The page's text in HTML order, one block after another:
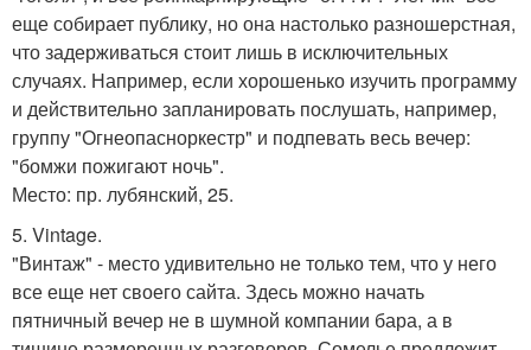
еще собирает публику, но она настолько разношерстная,
что задерживаться стоит лишь в исключительных
случаях. Например, если хорошенько изучить программу
и действительно запланировать послушать, например,
группу "Огнеопасноркестр" и подпевать весь вечер:
"бомжи пожигают ночь".
Место: пр. лубянский, 25.
5. Vintage.
"Винтаж" - место удивительно не только тем, что у него
все еще нет своего сайта. Здесь можно начать
пятничный вечер не в шумной компании бара, а в